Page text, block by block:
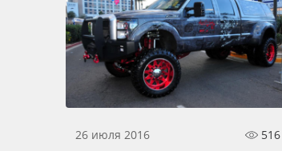
Инженерные пластики
Упаковочные материалы
Оборудование и инструмент
Новинки ассортимента
Oracal 641
26 июля 2016 516